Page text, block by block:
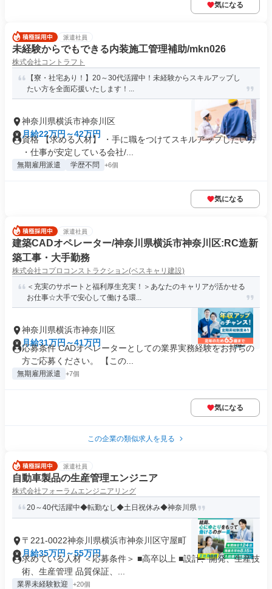
気になる
派遣社員
未経験からでもできる内装施工管理補助/mkn026
株式会社コントラフト
【寮・社宅あり！】20～30代活躍中！未経験からスキルアップし
たい方を全面応援いたします！...
神奈川県横浜市神奈川区
月給22万円～42万円
資格 【求める人材】 ・手に職をつけてスキルアップしたい方
・仕事が安定している会社/...
無期雇用派遣 学歴不問 +6個
気になる
派遣社員
建築CADオペレーター/神奈川県横浜市神奈川区:RC造新
築工事・大手勤務
株式会社コプロコンストラクション(ベスキャリ建設)
＜充実のサポートと福利厚生充実！＞あなたのキャリアが活かせる
お仕事☆大手で安心して働ける環...
神奈川県横浜市神奈川区
月給31万円～41万円
応募条件 CADオペレーターとしての業界実務経験をお持ちの
方ご応募ください。 【この...
無期雇用派遣 +7個
気になる
この企業の類似求人を見る
派遣社員
自動車製品の生産管理エンジニア
株式会社フォーラムエンジニアリング
20～40代活躍中◆転勤なし◆土日祝休み◆神奈川県
〒221-0022神奈川県横浜市神奈川区守屋町
月給35万円～55万円
求めている人材 ＜応募条件＞ ■高卒以上 ■設計、開発、生産技
術、生産管理 品質保証、...
業界未経験歓迎 +20個